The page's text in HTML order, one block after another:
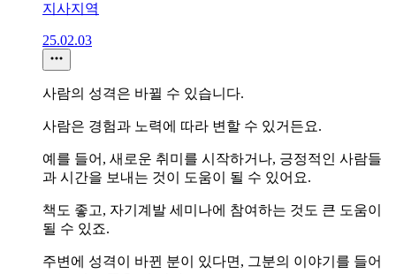
지사지역
25.02.03
사람의 성격은 바뀔 수 있습니다.
사람은 경험과 노력에 따라 변할 수 있거든요.
예를 들어, 새로운 취미를 시작하거나, 긍정적인 사람들
과 시간을 보내는 것이 도움이 될 수 있어요.
책도 좋고, 자기계발 세미나에 참여하는 것도 큰 도움이
될 수 있죠.
주변에 성격이 바뀐 분이 있다면, 그분의 이야기를 들어